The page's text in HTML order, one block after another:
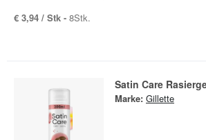
€ 3,94 / Stk - 8Stk.
Satin Care
Marke: Gillette